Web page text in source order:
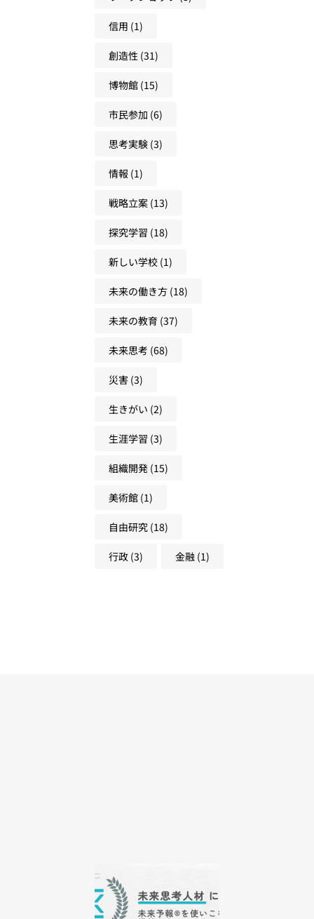
信用 (1)
創造性 (31)
博物館 (15)
市民参加 (6)
思考実験 (3)
情報 (1)
戦略立案 (13)
探究学習 (18)
新しい学校 (1)
未来の働き方 (18)
未来の教育 (37)
未来思考 (68)
災害 (3)
生きがい (2)
生涯学習 (3)
組織開発 (15)
美術館 (1)
自由研究 (18)
行政 (3) 金融 (1)